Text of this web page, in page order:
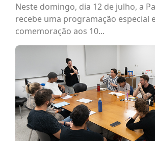
Neste domingo, dia 12 de julho, a
recebe uma programação especial
comemoração aos 10...